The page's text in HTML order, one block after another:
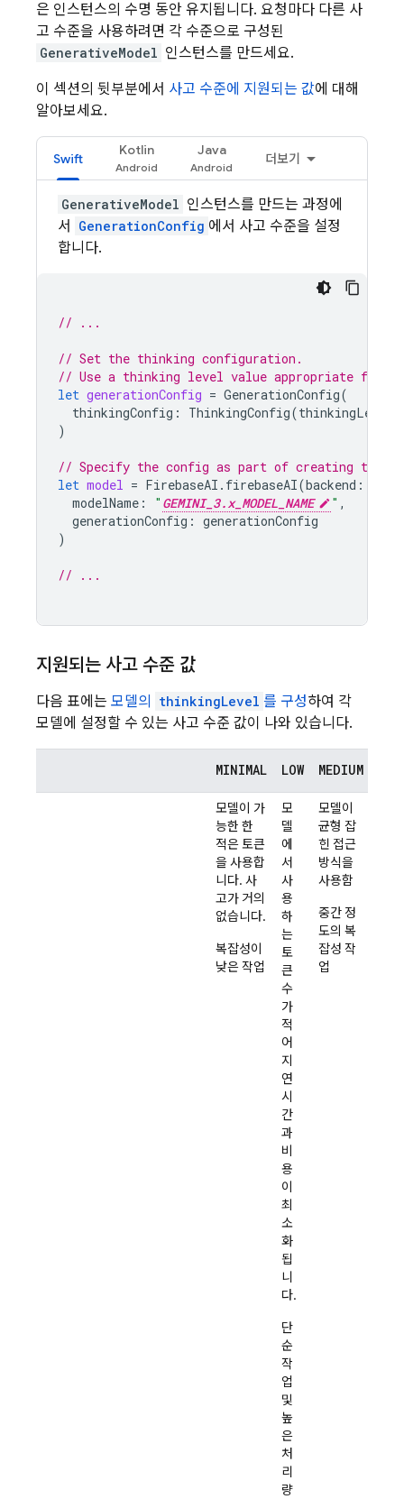
은 인스턴스의 수명 동안 유지됩니다. 요청마다 다른 사
고 수준을 사용하려면 각 수준으로 구성된
GenerativeModel 인스턴스를 만드세요.
이 섹션의 뒷부분에서 사고 수준에 지원되는 값에 대해
알아보세요.
Swift
Kotlin Java
더보기
GenerativeModel 인스턴스를 만드는 과정에
서
GenerationConfig 에서 사고 수준을 설정
합니다.
// ...
// Set the thinking configuration.
// Use a thinking level value appropriate for
let generationConfig = GenerationConfig(
thinkingConfig : ThinkingConfig(thinkingLevel
)
// Specify the config as part of creating the
let model = FirebaseAI . firebaseAI(backend :
modelName : " GEMINI_3.x_MODEL_NAME " ,
generationConfig : generationConfig
)
// ...
지원되는 사고 수준 값
다음 표에는 모델의 thinkingLevel 를 구성하여 각
모델에 설정할 수 있는 사고 수준 값이 나와 있습니다.
MINIMAL LOW MEDIUM
모델이 가
능한 한
적은 토큰
을 사용합
니다. 사
고가 거의
없습니다.
복잡성이
낮은 작업
모
델
에
서
사
용
하
는
토
큰
수
가
적
어
지
연
시
간
과
비
용
이
최
소
화
됩
니
다.
단
순
작
업
및
높
은
처
리
량
모델이
균형 잡
힌 접근
방식을
사용함
중간 정
도의 복
잡성 작
업